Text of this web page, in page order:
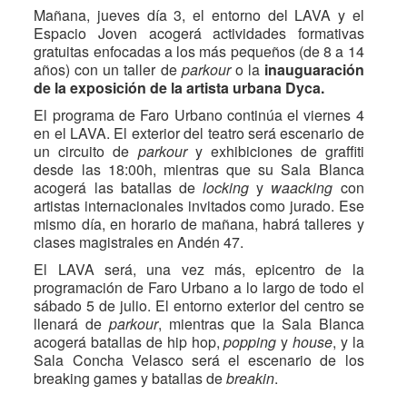
Mañana, jueves día 3, el entorno del LAVA y el
Espacio Joven acogerá actividades formativas
gratuitas enfocadas a los más pequeños (de 8 a 14
años) con un taller de parkouro la inauguaración
de la exposición de la artista urbana Dyca.
El programa de Faro Urbano continúa el viernes 4
en el LAVA. El exterior del teatro será escenario de
un circuito de parkour y exhibiciones de graffiti
desde las 18:00h, mientras que su Sala Blanca
acogerá las batallas delockingy waacking con
artistas internacionales invitados como jurado. Ese
mismo día, en horario de mañana, habrá talleres y
clases magistrales en Andén 47.
El LAVA será, una vez más, epicentro de la
programación de Faro Urbano a lo largo de todo el
sábado 5 de julio. El entorno exterior del centro se
llenará de parkour, mientras que la Sala Blanca
acogerá batallas de hip hop,poppingyhouse, y la
Sala Concha Velasco será el escenario de los
breaking games y batallas debreakin.